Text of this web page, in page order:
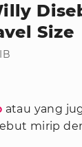
Size
atau yang
mirip